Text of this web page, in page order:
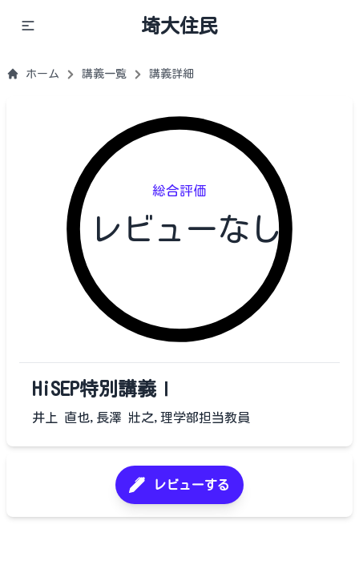
埼大住民
ホーム 講義一覧 講義詳細
総合評価
レビューなし
HiSEP特別講義Ⅰ
井上 直也,長澤 壯之,理学部担当教員
レビューする